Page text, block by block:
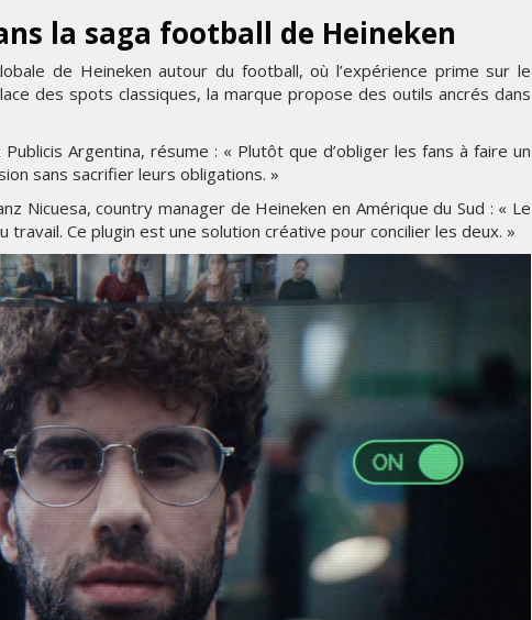
la saga football de Heineken
de Heineken autour du football, où l’expérience prime sur le
des spots classiques, la marque propose des outils ancrés dans
Argentina, résume : « Plutôt que d’obliger les fans à faire un
sans sacrifier leurs obligations. »
Nicuesa, country manager de Heineken en Amérique du Sud : « Le
travail. Ce plugin est une solution créative pour concilier les deux. »